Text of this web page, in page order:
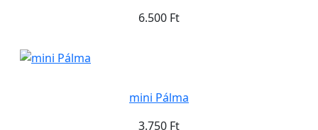
6.500 Ft
mini Pálma
3.750 Ft